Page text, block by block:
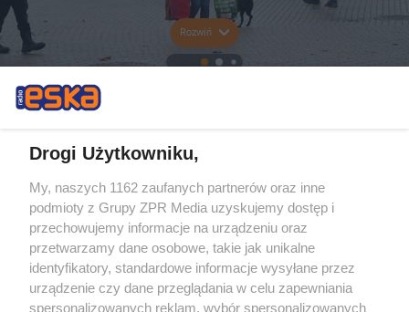
Rozwiń
Drogi Użytkowniku,
My, naszych 1162 zaufanych partnerów oraz inne
podmioty z Grupy ZPR Media uzyskujemy dostęp i
przechowujemy informacje na urządzeniu oraz
przetwarzamy dane osobowe, takie jak unikalne
identyfikatory, standardowe informacje wysyłane przez
urządzenie czy dane przeglądania w celu zapewniania
spersonalizowanych reklam, wybór spersonalizowanych